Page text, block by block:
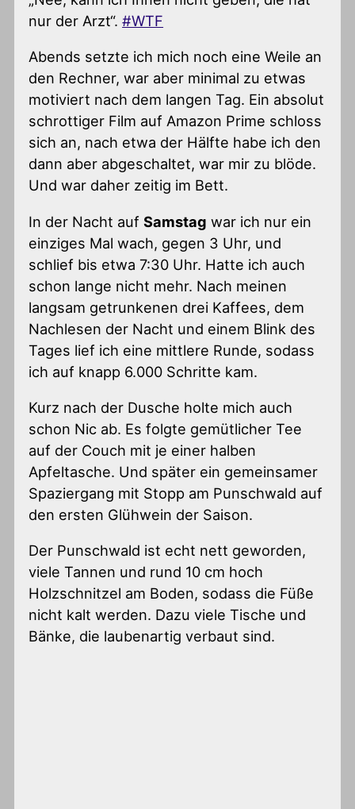
nur der Arzt“.#WTF
Abends setzte ich mich noch eine Weile an
den Rechner, war aber minimal zu etwas
motiviert nach dem langen Tag. Ein absolut
schrottiger Film auf Amazon Prime schloss
sich an, nach etwa der Hälfte habe ich den
dann aber abgeschaltet, war mir zu blöde.
Und war daher zeitig im Bett.
In der Nacht aufSamstag war ich nur ein
einziges Mal wach, gegen 3 Uhr, und
schlief bis etwa 7:30 Uhr. Hatte ich auch
schon lange nicht mehr. Nach meinen
langsam getrunkenen drei Kaffees, dem
Nachlesen der Nacht und einem Blink des
Tages lief ich eine mittlere Runde, sodass
ich auf knapp 6.000 Schritte kam.
Kurz nach der Dusche holte mich auch
schon Nic ab. Es folgte gemütlicher Tee
auf der Couch mit je einer halben
Apfeltasche. Und später ein gemeinsamer
Spaziergang mit Stopp am Punschwald auf
den ersten Glühwein der Saison.
Der Punschwald ist echt nett geworden,
viele Tannen und rund 10 cm hoch
Holzschnitzel am Boden, sodass die Füße
nicht kalt werden. Dazu viele Tische und
Bänke, die laubenartig verbaut sind.